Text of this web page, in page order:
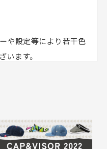
おります
欲しかったスカートが購
短当日発送させて頂いて
？
国一律で800円とさせて頂
き)
や設定等により若干色
います。
りますので、若干の誤
。